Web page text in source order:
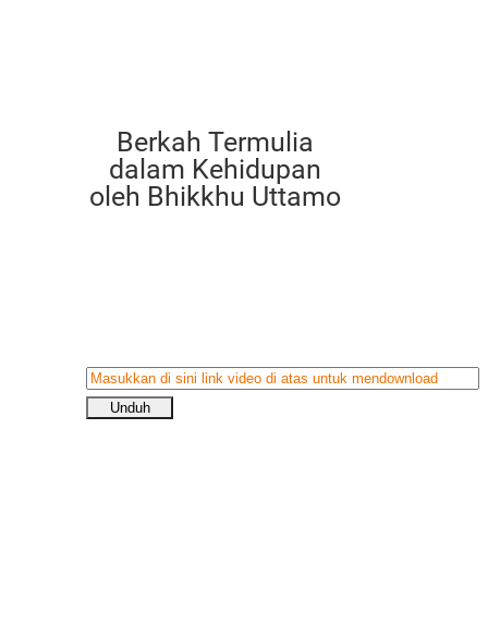
Berkah Termulia
dalam Kehidupan
oleh Bhikkhu Uttamo